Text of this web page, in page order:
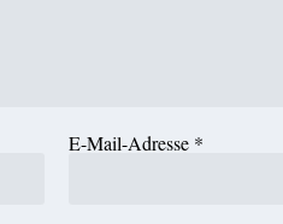
E-Mail-Adresse *